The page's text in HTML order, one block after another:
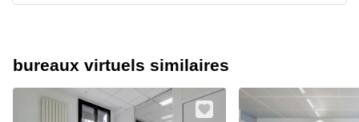
bureaux virtuels similaires